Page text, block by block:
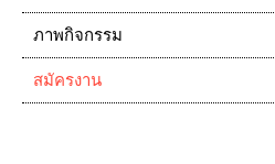
ภาพกิจกรรม
สมัครงาน